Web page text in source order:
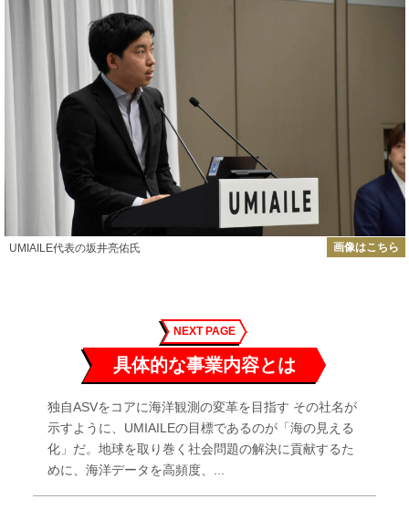
UMIAILE代表の坂井亮佑氏 画像はこちら
NEXT PAGE
具体的な事業内容とは
独自ASVをコアに海洋観測の変革を目指す その社名が
示すように、UMIAILEの目標であるのが「海の見える
化」だ。地球を取り巻く社会問題の解決に貢献するた
めに、海洋データを高頻度、...